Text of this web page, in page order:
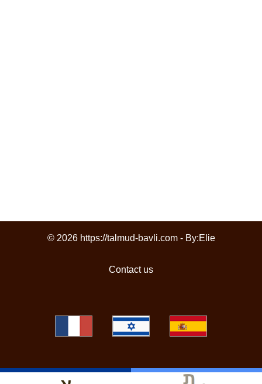
© 2026 https://talmud-bavli.com - By:Elie
Contact us